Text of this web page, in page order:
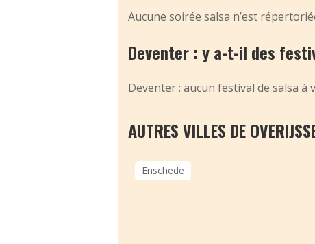
Aucune soirée salsa n’est
Deventer : y a-t-il des
Deventer : aucun festival de salsa
AUTRES VILLES DE
Enschede